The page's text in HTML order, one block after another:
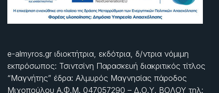
e-almyros.gr ιδιοκτήτρια, εκδότρια, δ/ντρια νόμιμη
εκπρόσωπος: Τσιντσίνη Παρασκευή διακριτικός τίτλος
“Μαγνήτης” έδρα: Αλμυρός Μαγνησίας πάροδος
Μιχοπούλου Α.Φ.Μ. 047057290 – Δ.Ο.Υ. ΒΟΛΟΥ τηλ: